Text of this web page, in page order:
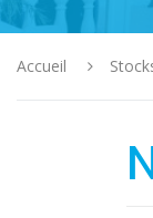
Accueil